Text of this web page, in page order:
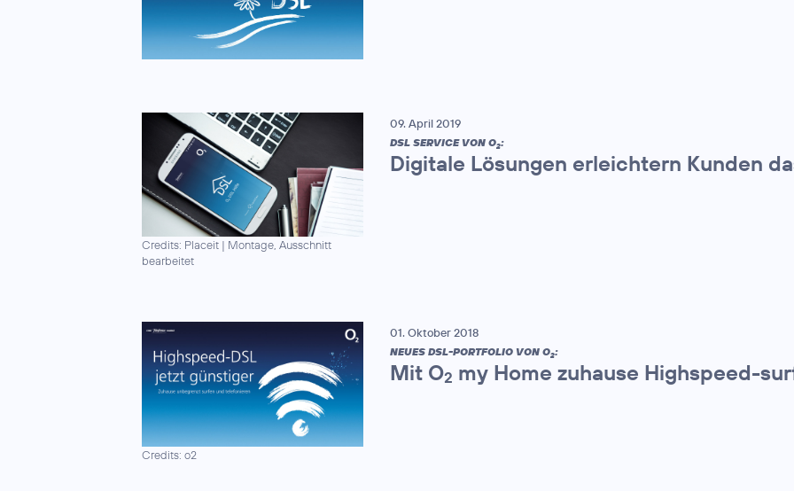
Credits: Placeit | Montage, Ausschnitt
bearbeitet
09. April 2019
DSL SERVICE VON O2:
Digitale Lösungen erleichtern Kunden
Credits: o2
01. Oktober 2018
NEUES DSL-PORTFOLIO VON O2:
Mit O2 my Home zuhause Highspeed-